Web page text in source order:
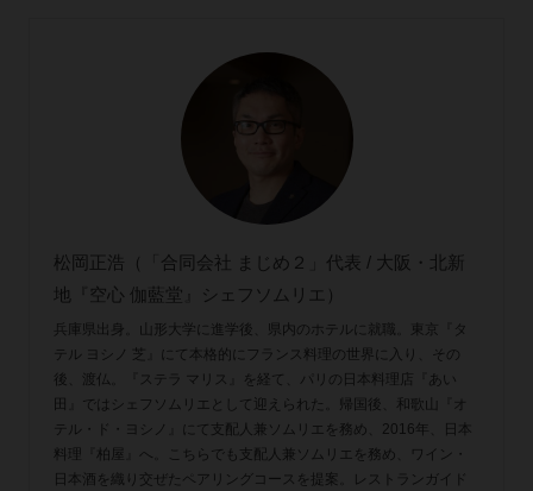
松岡正浩（「合同会社 まじめ２」代表 / 大阪・北新
地『空心 伽藍堂』シェフソムリエ）
兵庫県出身。山形大学に進学後、県内のホテルに就職。東京『タ
テル ヨシノ 芝』にて本格的にフランス料理の世界に入り、その
後、渡仏。『ステラ マリス』を経て、パリの日本料理店『あい
田』ではシェフソムリエとして迎えられた。帰国後、和歌山『オ
テル・ド・ヨシノ』にて支配人兼ソムリエを務め、2016年、日本
料理『柏屋』へ。こちらでも支配人兼ソムリエを務め、ワイン・
日本酒を織り交ぜたペアリングコースを提案。レストランガイド